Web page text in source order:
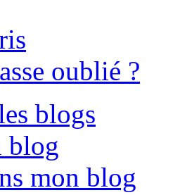
oublié ?
blogs
blog
mon blog